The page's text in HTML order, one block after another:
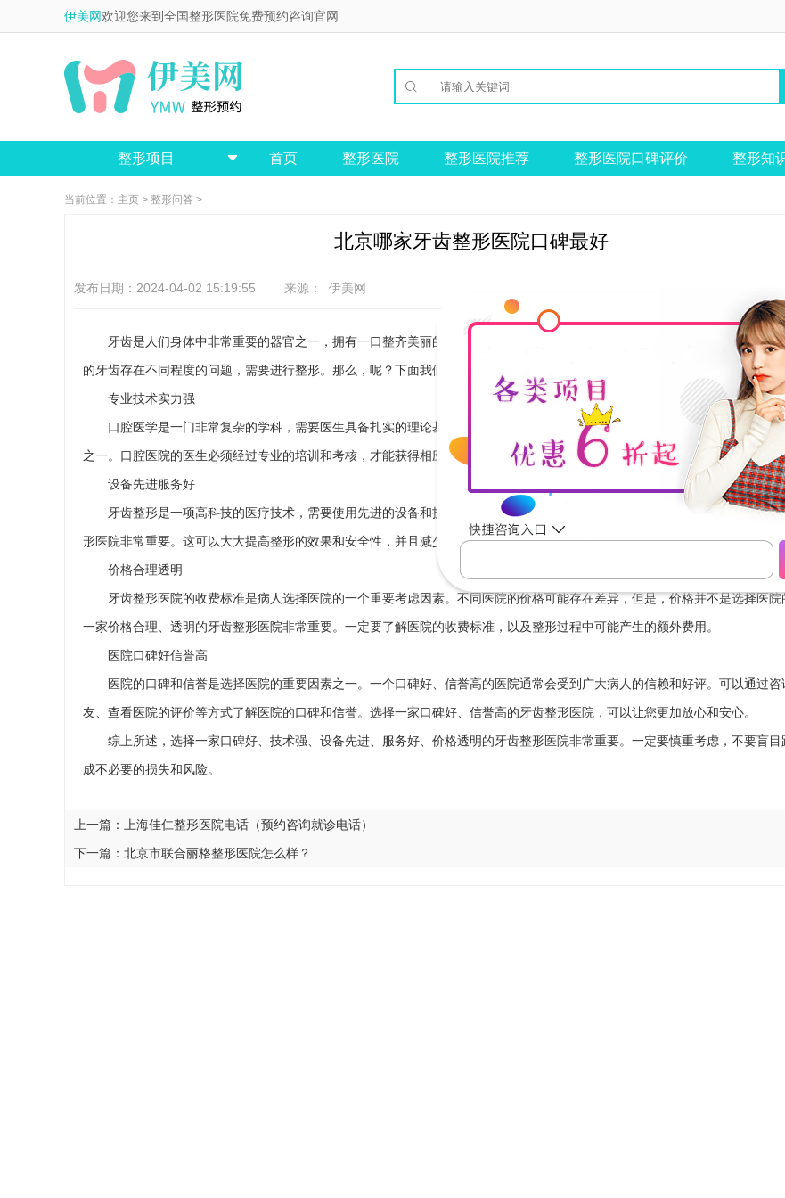
伊美网欢迎您来到全国整形医院免费预约咨询官网

整形项目  首页 整形医院 整形医院推荐 整形医院口碑评价 整形知
当前位置： 主页 > 整形问答 >
北京哪家牙齿整形医院口碑最好
发布日期：2024-04-02 15:19:55 来源： 伊美网
牙齿是人们身体中非常重要的器官之一，拥有一口整齐美丽的牙齿不仅可以增加自信心，还可以提升形象。但是，由于各种
的牙齿存在不同程度的问题，需要进行整形。那么，呢？下面我们就来一起看看。
专业技术实力强
口腔医学是一门非常复杂的学科，需要医生具备扎实的理论基础和丰富的临床经验。因此，专业技术实力是选择牙齿整形
之一。口腔医院的医生必须经过专业的培训和考核，才能获得相应的资格证书。一定要选择那些拥有丰富经验和高水平技术的医
设备先进服务好
牙齿整形是一项高科技的医疗技术，需要使用先进的设备和技术才能取得良好的效果。因此，选择一家拥有先进设备和良
形医院非常重要。这可以大大提高整形的效果和安全性，并且减少病人的痛苦和不适。一定要选择那些设备先进、服务好的医院
价格合理透明
牙齿整形医院的收费标准是病人选择医院的一个重要考虑因素。不同医院的价格可能存在差异，但是，价格并不是选择医
一家价格合理、透明的牙齿整形医院非常重要。一定要了解医院的收费标准，以及整形过程中可能产生的额外费用。
医院口碑好信誉高
医院的口碑和信誉是选择医院的重要因素之一。一个口碑好、信誉高的医院通常会受到广大病人的信赖和好评。可以通过咨
友、查看医院的评价等方式了解医院的口碑和信誉。选择一家口碑好、信誉高的牙齿整形医院，可以让您更加放心和安心。
综上所述，选择一家口碑好、技术强、设备先进、服务好、价格透明的牙齿整形医院非常重要。一定要慎重考虑，不要盲目
成不必要的损失和风险。
上一篇：
上海佳仁整形医院电话（预约咨询就诊电话）
下一篇： 北京市联合丽格整形医院怎么样？